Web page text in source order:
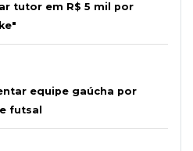
tutor em R$ 5 mil por
equipe gaúcha por
futsal